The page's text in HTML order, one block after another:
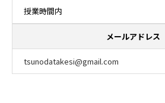
授業時間内
メールアドレス
tsunodatakesi@gmail.com